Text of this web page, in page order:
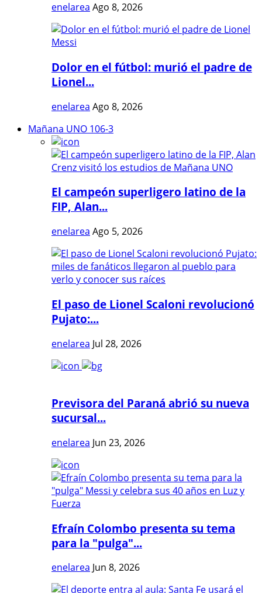
enelarea Ago 8, 2026
Dolor en el fútbol: murió el padre de
Lionel...
enelarea Ago 8, 2026
Mañana UNO 106-3
El campeón superligero latino de la
FIP, Alan...
enelarea Ago 5, 2026
El paso de Lionel Scaloni revolucionó
Pujato:...
enelarea Jul 28, 2026
Previsora del Paraná abrió su nueva
sucursal...
enelarea Jun 23, 2026
Efraín Colombo presenta su tema
para la "pulga"...
enelarea Jun 8, 2026